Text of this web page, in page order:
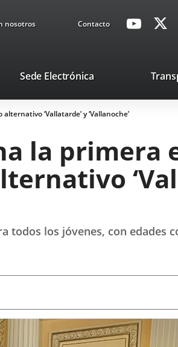
nosotros Contacto
Link
Sede ElectrónicaLink
external
application.
‘Vallatarde’ y ‘Vallanoche’
la primera
los jóvenes, con edades